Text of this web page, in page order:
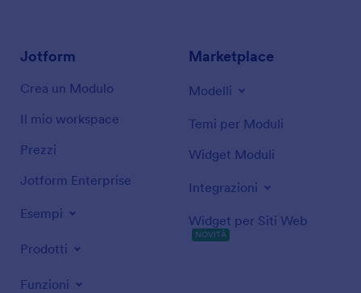
Jotform
Crea un Modulo
Il mio workspace
Prezzi
Jotform Enterprise
Esempi
Prodotti
Funzioni
Marketplace
Modelli
Temi per Moduli
Widget Moduli
Integrazioni
Widget per Siti Web
NOVITÀ